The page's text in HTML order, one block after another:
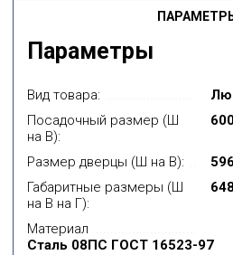
Параметры
Вид товара:
Посадочный размер (Ш
на В):
Размер дверцы (Ш на В):
Габаритные размеры (Ш
на В на Г):
Материал
Сталь 08ПС ГОСТ 16523-97